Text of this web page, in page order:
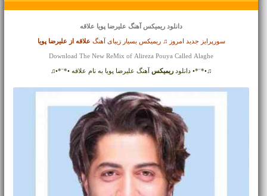
دانلود ریمیکس آهنگعلیرضا پویا علاقه
سورپرایز جدید امروز ♫ ریمیکس بسیار زیبای آهنگ علاقه از علیرضا پویا
Download The New ReMix of Alireza Pouya Called Alaghe
♫•*¨*• دانلود ریمیکسآهنگ علیرضا پویا به نام علاقه •*¨*•♫